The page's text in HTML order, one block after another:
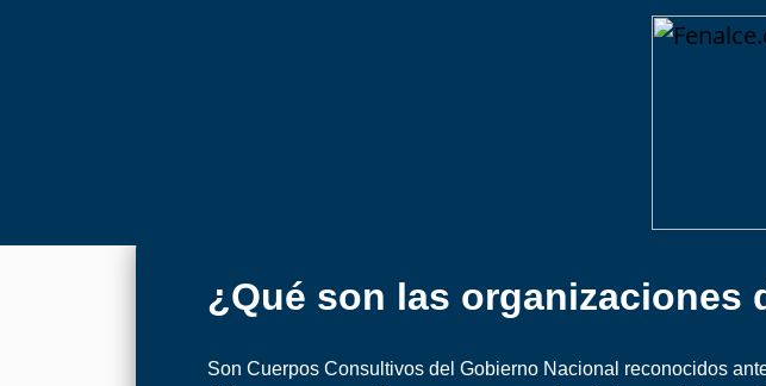
¿Qué son las organizaciones
Son Cuerpos Consultivos del Gobierno Nacional reconocidos